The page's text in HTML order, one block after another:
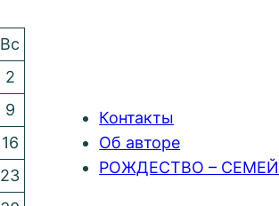
Вс
2
9
16
23
Контакты
Об авторе
РОЖДЕСТВО –